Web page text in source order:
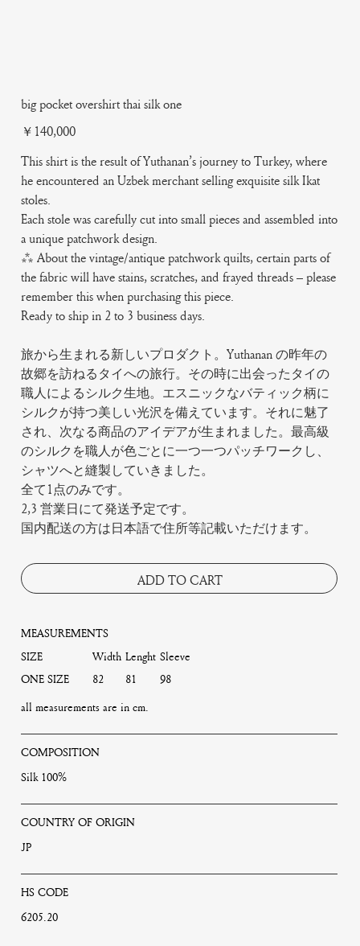
big pocket overshirt thai silk one
Price
￥140,000
This shirt is the result of Yuthanan’s journey to Turkey, where
he encountered an Uzbek merchant selling exquisite silk Ikat
stoles.
Each stole was carefully cut into small pieces and assembled into
a unique patchwork design.
*** About the vintage/antique patchwork quilts, certain parts of
the fabric will have stains, scratches, and frayed threads – please
remember this when purchasing this piece.
Ready to ship in 2 to 3 business days.
旅から生まれる新しいプロダクト。Yuthanan の昨年の
故郷を訪ねるタイへの旅行。その時に出会ったタイの
職人によるシルク生地。エスニックなバティック柄に
シルクが持つ美しい光沢を備えています。それに魅了
され、次なる商品のアイデアが生まれました。最高級
のシルクを職人が色ごとに一つ一つパッチワークし、
シャツへと縫製していきました。
全て1点のみです。
2,3 営業日にて発送予定です。
国内配送の方は日本語で住所等記載いただけます。
ADD TO CART
MEASUREMENTS
SIZE
Width Lenght Sleeve
ONE SIZE
82 81
98
all measurements are in cm.
COMPOSITION
Silk 100%
COUNTRY OF ORIGIN
JP
HS CODE
6205.20